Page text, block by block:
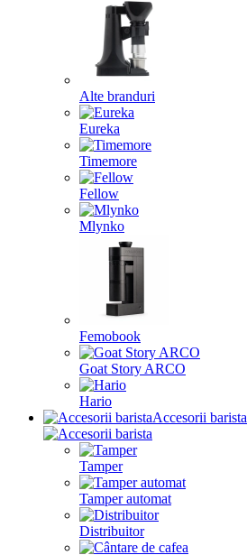
Alte branduri
Eureka
Timemore
Fellow
Mlynko
Femobook
Goat Story ARCO
Hario
Accesorii barista
Tamper
Tamper automat
Distribuitor